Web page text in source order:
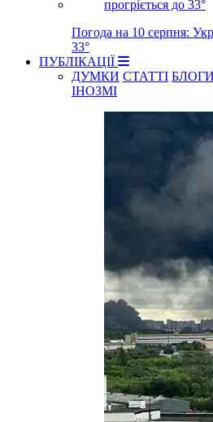
Погода на 10 серпня:
33°
ПУБЛІКАЦІЇ
ДУМКИ СТАТТІ БЛОГИ
ІНОЗМІ